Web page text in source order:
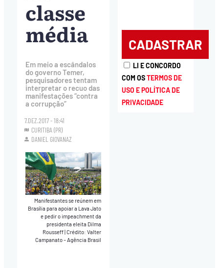
classe
média
Em meio a escândalos
do governo Temer,
pesquisadores tentam
interpretar o recuo das
manifestações “contra
a corrupção”
7.DEZ.2017 - 18:41
CURITIBA (PR)
DANIEL GIOVANAZ
Manifestantes se reúnem em
Brasília para apoiar a Lava Jato
e pedir o impeachment da
presidenta eleita Dilma
Rousseff Crédito: Valter
Campanato – Agência Brasil
LI E CONCORDO
COM OSTERMOS DE
USO E POLÍTICA DE
PRIVACIDADE